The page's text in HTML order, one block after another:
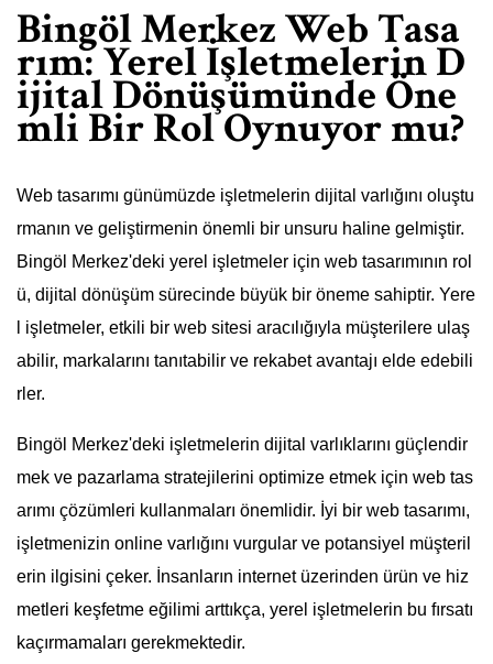
Bingöl Merkez Web Tasa
rım: Yerel İşletmelerin D
ijital Dönüşümünde Öne
mli Bir Rol Oynuyor mu?
Web tasarımı günümüzde işletmelerin dijital varlığını oluştu
rmanın ve geliştirmenin önemli bir unsuru haline gelmiştir.
Bingöl Merkez'deki yerel işletmeler için web tasarımının rol
ü, dijital dönüşüm sürecinde büyük bir öneme sahiptir. Yere
l işletmeler, etkili bir web sitesi aracılığıyla müşterilere ulaş
abilir, markalarını tanıtabilir ve rekabet avantajı elde edebili
rler.
Bingöl Merkez'deki işletmelerin dijital varlıklarını güçlendir
mek ve pazarlama stratejilerini optimize etmek için web tas
arımı çözümleri kullanmaları önemlidir. İyi bir web tasarımı,
işletmenizin online varlığını vurgular ve potansiyel müşteril
erin ilgisini çeker. İnsanların internet üzerinden ürün ve hiz
metleri keşfetme eğilimi arttıkça, yerel işletmelerin bu fırsatı
kaçırmamaları gerekmektedir.